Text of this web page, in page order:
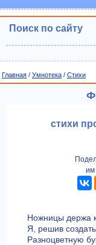
Поиск по сайту
Главная / Умнотека / Cтихи
стихи
им
Ножницы держа
Я, решив создать
Разноцветную